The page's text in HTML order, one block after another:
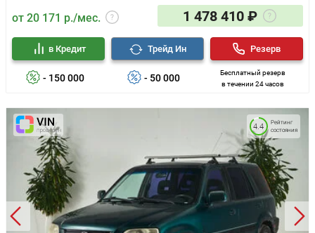
от 20 171 р./мес. 1 478 410 ₽
- 150 000
в Кредит
- 50 000
Трейд Ин
Бесплатный резерв
в течении 24 часов
Резерв
Рейтинг
состояния
4.4